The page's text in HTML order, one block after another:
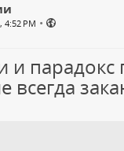
4:52 PM •
и
всегда